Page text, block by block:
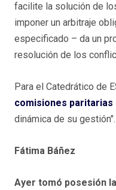
facilite la solución de
imponer un arbitraje
especificado – da un
resolución de los
Para el Catedrático de
comisiones
dinámica de su gestión".
Fátima Báñez
Ayer tomó posesión